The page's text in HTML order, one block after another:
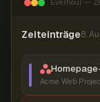
Everhour —
Zeiteinträge8.
Acme Web